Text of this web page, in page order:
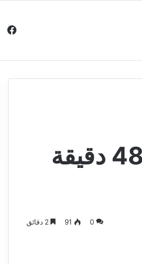
Death Stranding – الكشف عن 48 دقيقة
0
91 2 دقائق